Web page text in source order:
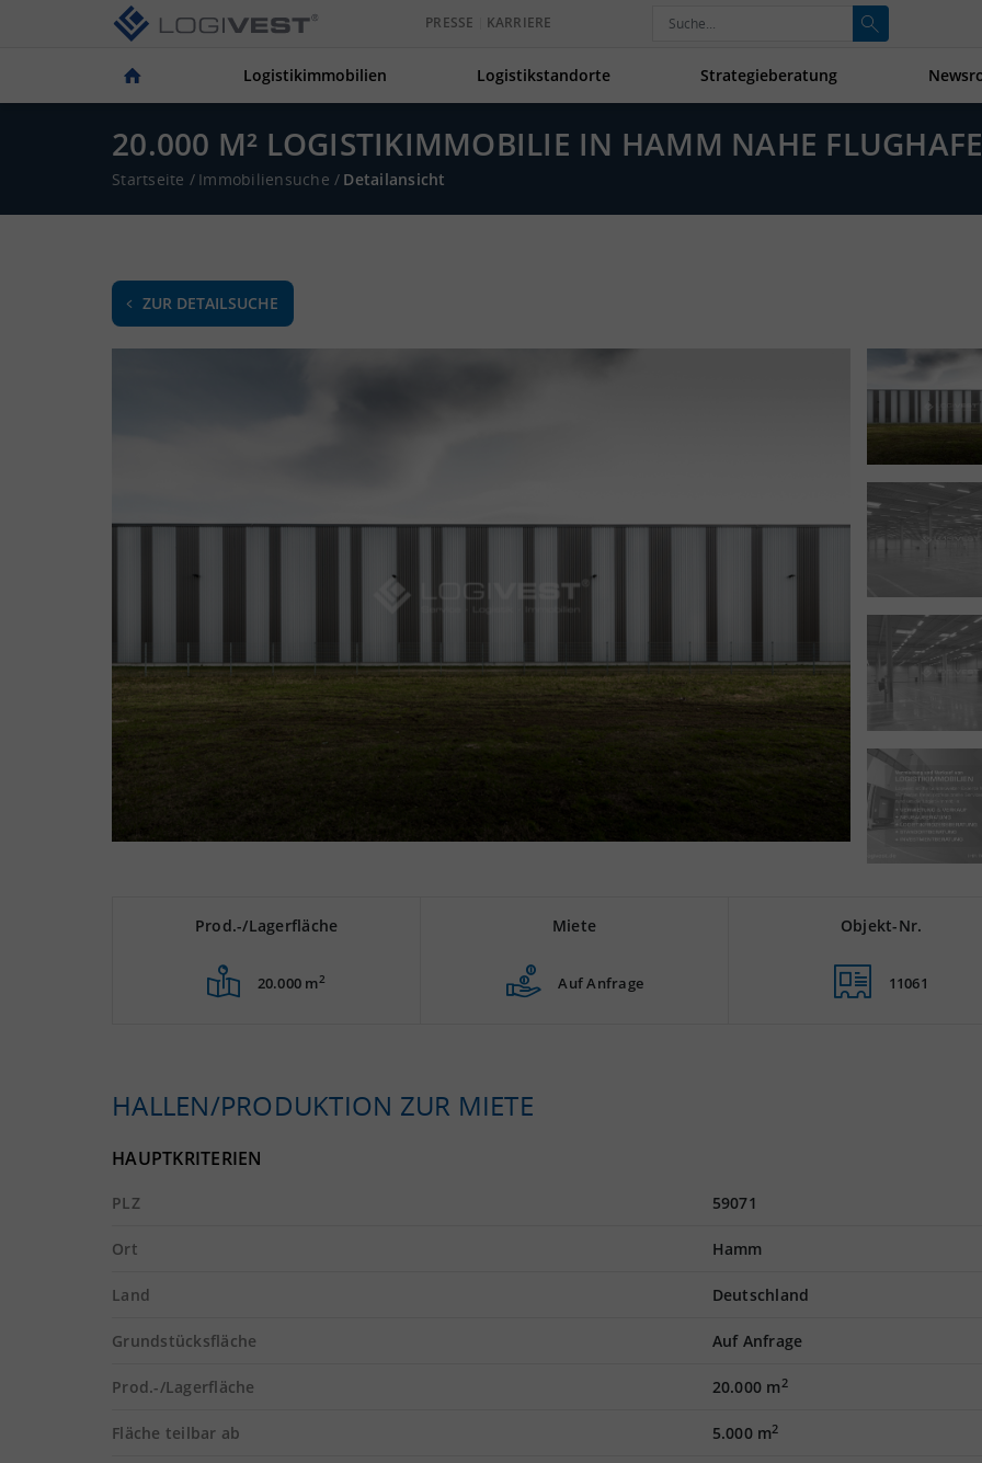
PRESSE KARRIERE
Logistikimmobilien Logistikstandorte Strategieberatung
20.000 M² LOGISTIKIMMOBILIE IN HAMM NAHE
Startseite / Immobiliensuche / Detailansicht
ZUR DETAILSUCHE
Prod.-/Lagerfläche
20.000 m2
Miete
Auf Anfrage
Objekt-Nr.
11061
HALLEN/PRODUKTION ZUR MIETE
HAUPTKRITERIEN
PLZ 59071
Ort Hamm
Land Deutschland
Grundstücksfläche Auf Anfrage
Prod.-/Lagerfläche 20.000 m2
Fläche teilbar ab 5.000 m2